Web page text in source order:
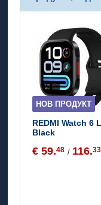
НОВ ПРОДУКТ
REDMI Watch 6
Black
€ 59.48 / 116.33